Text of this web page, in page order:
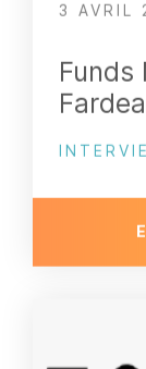
Funds
3 AVRIL